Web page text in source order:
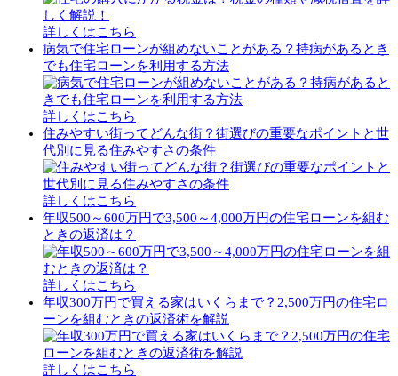
詳しくはこちら
病気で住宅ローンが組めないことがある？持病があるとき
でも住宅ローンを利用する方法
詳しくはこちら
住みやすい街ってどんな街？街選びの重要なポイントと世
代別に見る住みやすさの条件
詳しくはこちら
年収500～600万円で3,500～4,000万円の住宅ローンを組む
ときの返済は？
詳しくはこちら
年収300万円で買える家はいくらまで？2,500万円の住宅ロ
ーンを組むときの返済術を解説
詳しくはこちら